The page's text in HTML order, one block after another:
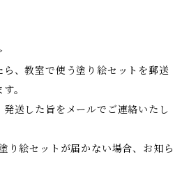
、教室で使う塗り絵セットを郵送
。
送した旨をメールでご連絡いたし
り絵セットが届かない場合、お知ら